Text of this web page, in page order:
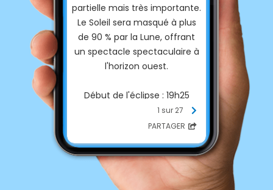
partielle mais très importante.
Le Soleil sera masqué à plus
de 90 % par la Lune, offrant
un spectacle spectaculaire à
l'horizon ouest.
Début de l'éclipse : 19h25
Apogée (maximum) : 20h19
Fin de l'éclipse : Le
plus tard dans la soirée, après
le coucher du Soleil.
1 sur 27
PARTAGER